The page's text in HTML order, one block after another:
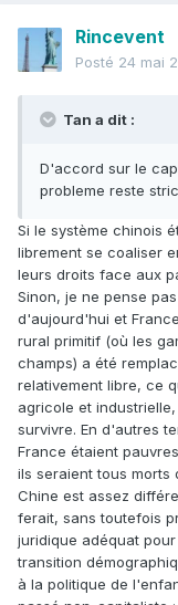
Rincevent
Posté 24 mai
Tan a dit :
D'accord sur le
probleme reste
Si le système chinois
librement se coaliser
leurs droits face aux
Sinon, je ne pense
d'aujourd'hui et
rural primitif (où les
champs) a été
relativement libre, ce
agricole et
survivre. En d'autres
France étaient
ils seraient tous morts
Chine est assez
ferait, sans toutefois
juridique adéquat
transition
à la politique de